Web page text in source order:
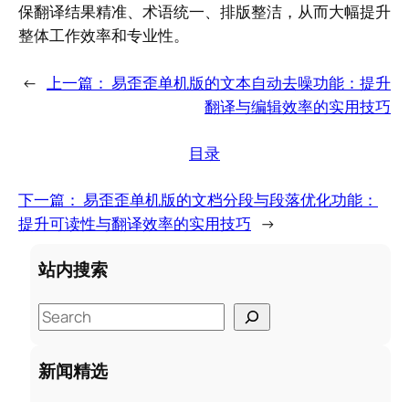
保翻译结果精准、术语统一、排版整洁，从而大幅提升
整体工作效率和专业性。
← 上一篇： 易歪歪单机版的文本自动去噪功能：提升
翻译与编辑效率的实用技巧
目录
下一篇： 易歪歪单机版的文档分段与段落优化功能：
提升可读性与翻译效率的实用技巧 →
站内搜索
S
e
a
r
新闻精选